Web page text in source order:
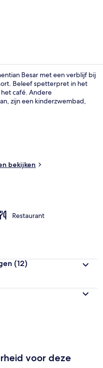
Besar met een verblijf bij
Beleef spetterpret in het
café. Andere
zijn een kinderzwembad,
bekijken
Restaurant
(12)
voor deze